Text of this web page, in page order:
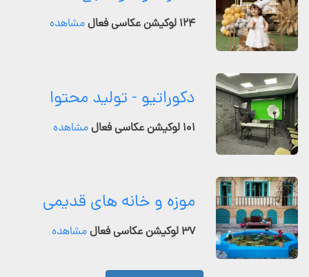
۱۲۴ لوکیشن عکاسی فعال مشاهده
دکوراتیو - تولید محتوا
۱۰۱ لوکیشن عکاسی فعال مشاهده
موزه و خانه های قدیمی
۳۷ لوکیشن عکاسی فعال مشاهده